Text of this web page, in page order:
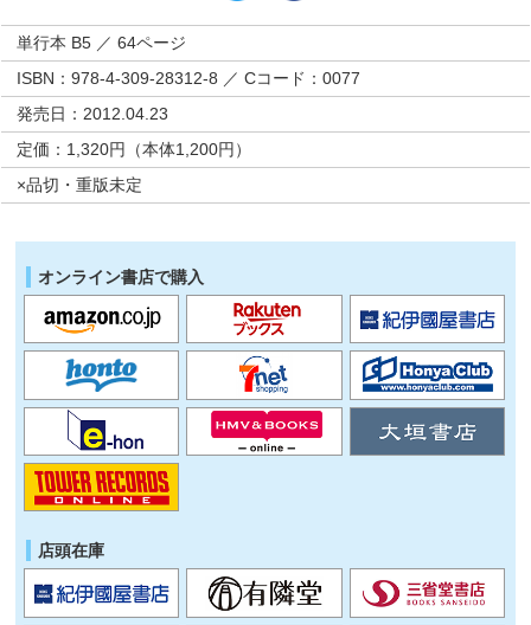
単行本 B5 ／ 64ページ
ISBN：978-4-309-28312-8 ／ Cコード：0077
発売日：2012.04.23
定価：1,320円（本体1,200円）
×品切・重版未定
オンライン書店で購入
店頭在庫